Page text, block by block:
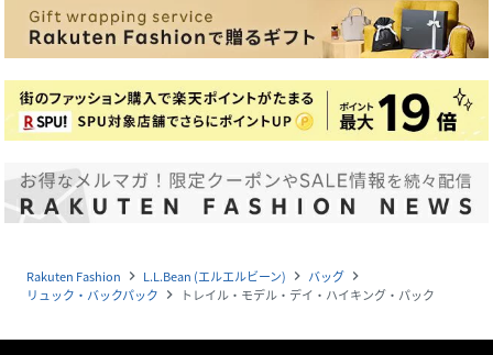
Rakuten Fashion navigate_next L.L.Bean (エルエルビーン) navigate_next バッグ navigate_next
リュック・バックパック navigate_next トレイル・モデル・デイ・ハイキング・パック